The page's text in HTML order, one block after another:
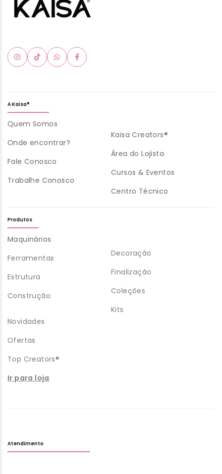
A Kaisa®
Quem Somos
Onde encontrar?
Fale Conosco
Trabalhe Conosco
Kaisa Creators®
Área do Lojista
Cursos & Eventos
Centro Técnico
Produtos
Maquinários
Ferramentas
Estrutura
Construção
Decoração
Finalização
Coleções
Kits
Novidades
Ofertas
Top Creators®
Ir para loja
Atendimento